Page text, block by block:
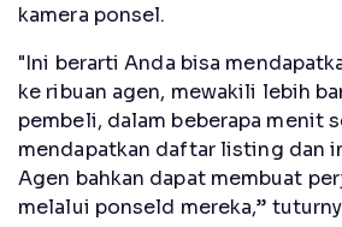
kamera ponsel.
"Ini berarti Anda bisa
ke ribuan agen, mewakili lebih
pembeli, dalam beberapa menit
mendapatkan daftar listing dan
Agen bahkan dapat membuat
melalui ponseld mereka,”